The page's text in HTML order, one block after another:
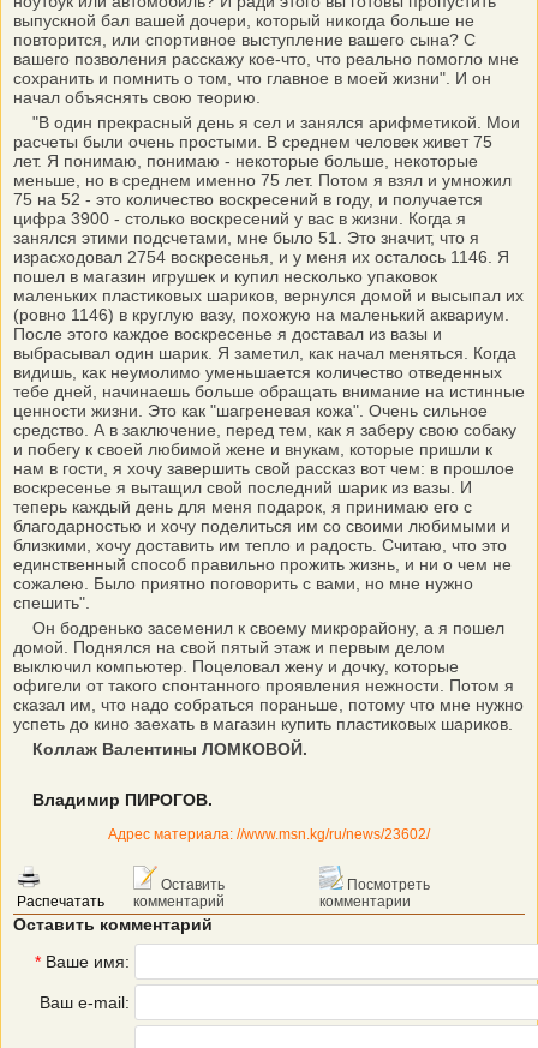
выпускной бал вашей дочери, который никогда больше не
повторится, или спортивное выступление вашего сына? С
вашего позволения расскажу кое-что, что реально помогло мне
сохранить и помнить о том, что главное в моей жизни". И он
начал объяснять свою теорию.
"В один прекрасный день я сел и занялся арифметикой. Мои
расчеты были очень простыми. В среднем человек живет 75
лет. Я понимаю, понимаю - некоторые больше, некоторые
меньше, но в среднем именно 75 лет. Потом я взял и умножил
75 на 52 - это количество воскресений в году, и получается
цифра 3900 - столько воскресений у вас в жизни. Когда я
занялся этими подсчетами, мне было 51. Это значит, что я
израсходовал 2754 воскресенья, и у меня их осталось 1146. Я
пошел в магазин игрушек и купил несколько упаковок
маленьких пластиковых шариков, вернулся домой и высыпал их
(ровно 1146) в круглую вазу, похожую на маленький аквариум.
После этого каждое воскресенье я доставал из вазы и
выбрасывал один шарик. Я заметил, как начал меняться. Когда
видишь, как неумолимо уменьшается количество отведенных
тебе дней, начинаешь больше обращать внимание на истинные
ценности жизни. Это как "шагреневая кожа". Очень сильное
средство. А в заключение, перед тем, как я заберу свою собаку
и побегу к своей любимой жене и внукам, которые пришли к
нам в гости, я хочу завершить свой рассказ вот чем: в прошлое
воскресенье я вытащил свой последний шарик из вазы. И
теперь каждый день для меня подарок, я принимаю его с
благодарностью и хочу поделиться им со своими любимыми и
близкими, хочу доставить им тепло и радость. Считаю, что это
единственный способ правильно прожить жизнь, и ни о чем не
сожалею. Было приятно поговорить с вами, но мне нужно
спешить".
Он бодренько засеменил к своему микрорайону, а я пошел
домой. Поднялся на свой пятый этаж и первым делом
выключил компьютер. Поцеловал жену и дочку, которые
офигели от такого спонтанного проявления нежности. Потом я
сказал им, что надо собраться пораньше, потому что мне нужно
успеть до кино заехать в магазин купить пластиковых шариков.
Коллаж Валентины ЛОМКОВОЙ.
Владимир ПИРОГОВ.
Адрес материала: //www.msn.kg/ru/news/23602/
Распечатать
Оставить
комментарий
Посмотреть
комментарии
Оставить комментарий
* Ваше имя:
Ваш e-mail: